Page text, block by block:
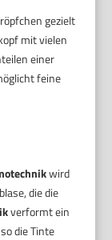
gezielt
mit vielen
einer
feine
wird
die die
verformt ein
die Tinte